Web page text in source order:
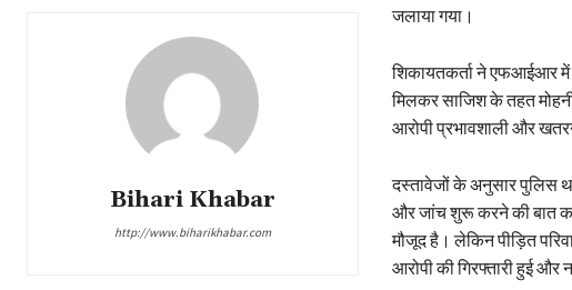
Bihari Khabar
http://www.biharikhabar.com
जलाया गया।
शिकायतकर्ता ने एफआईआर में
मिलकर साजिश के तहत
आरोपी प्रभावशाली और
दस्तावेजों के अनुसार पुलिस
और जांच शुरू करने की बात
मौजूद है। लेकिन पीड़ित
आरोपी की गिरफ्तारी हुई और